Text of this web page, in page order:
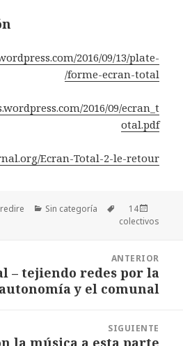
2016/09/13/plate-
forme-ecran-total/
2016/09/ecran_t
otal.pdf
Ecran-Total-2-le-retour
Publicado
el
14 septiembre, 2016
Categorías Sin categoríaEtiquetas
colectivos
entradas
ANTERIOR
Entrada
anterior:
– tejiendo redes por la
autonomía y el comunal
SIGUIENTE
Entrada
la música a esta parte